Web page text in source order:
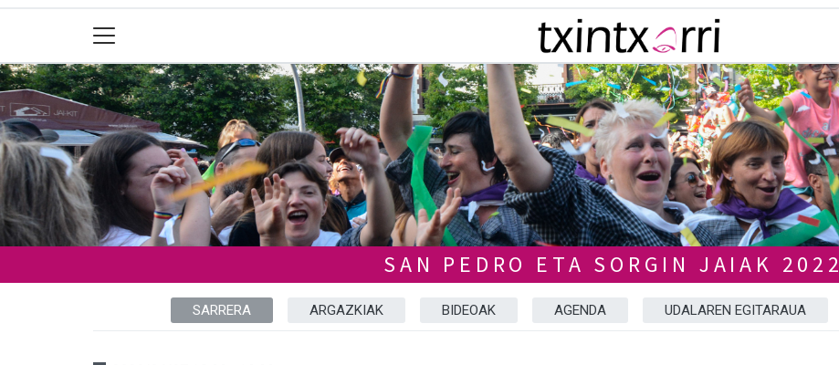
SAN PEDRO ETA SORGIN JAIAK 2022
SARRERA ARGAZKIAK BIDEOAK AGENDA UDALAREN EGITARAUA